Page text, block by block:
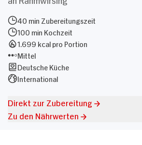
40 min Zubereitungszeit
100 min Kochzeit
1.699 kcal pro Portion
Mittel
Deutsche Küche
International
Direkt zur Zubereitung
Zu den Nährwerten